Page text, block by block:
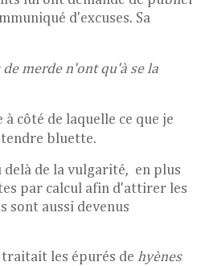
d'excuses. Sa
merde n'ont qu'à se la
à côté de laquelle ce que je
bluette.
delà de la vulgarité, en plus
par calcul afin d'attirer les
sont aussi devenus
traitait les épurés de hyènes